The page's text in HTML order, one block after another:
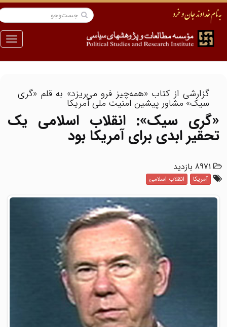
منو
گزارشی از کتاب «همه‌چیز فرو می‌ریزد» به قلم «گری
سیک» مشاور پیشین امنیت ملی آمریکا
«گری سیک»: انقلاب اسلامی یک
تحقیر ابدی برای آمریکا بود
8971 بازدید
آمریکا انقلاب اسلامی